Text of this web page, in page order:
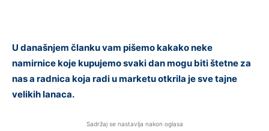
U današnjem članku vam pišemo kakako neke
namirnice koje kupujemo svaki dan mogu biti štetne za
nas a radnica koja radi u marketu otkrila je sve tajne
velikih lanaca.
Sadržaj se nastavlja nakon oglasa